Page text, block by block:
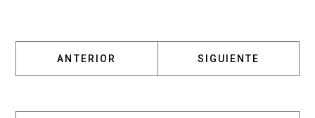
ARTÍCULO ANTERIOR: EVA IZQUIERDO
ANTERIOR ARTÍCULO
SIGUIENTE